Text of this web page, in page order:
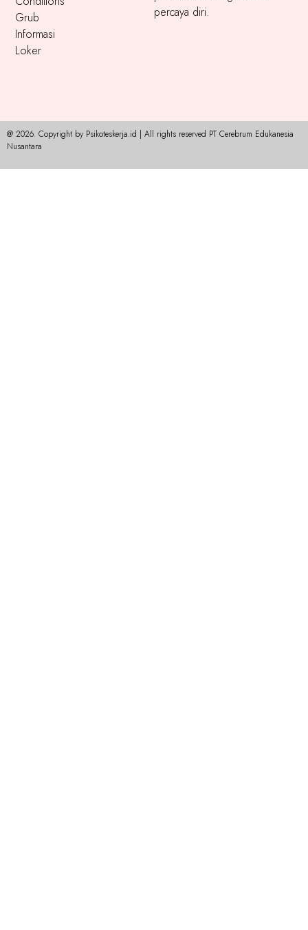
percaya diri.
Grub
Informasi
Loker
@ 2026. Copyright by Psikoteskerja.id | All rights reserved PT Cerebrum Edukanesia
Nusantara​